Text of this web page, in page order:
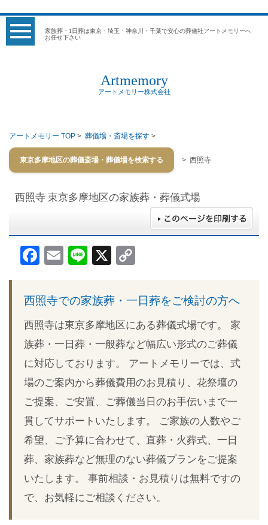
家族葬・1日葬は東京・埼玉・神奈川・千葉で安心の葬儀社アートメモリーへ
お任せ下さい
Artmemory
アートメモリー株式会社
アートメモリー TOP > 葬儀場・斎場を探す >
東京多摩地区の葬儀斎場・葬儀場を検索する > 西照寺
西照寺 東京多摩地区の家族葬・葬儀式場
Facebook
EmailLine
X
西照寺での家族葬・一日葬をご検討の方へ
西照寺は東京多摩地区にある葬儀式場です。 家
族葬・一日葬・一般葬など幅広い形式のご葬儀
に対応しております。 アートメモリーでは、式
場のご案内から葬儀費用のお見積り、花祭壇の
ご提案、ご安置、ご葬儀当日のお手伝いまで一
貫してサポートいたします。 ご家族の人数やご
希望、ご予算に合わせて、直葬・火葬式、一日
葬、家族葬など無理のない葬儀プランをご提案
いたします。 事前相談・お見積りは無料ですの
で、お気軽にご相談ください。